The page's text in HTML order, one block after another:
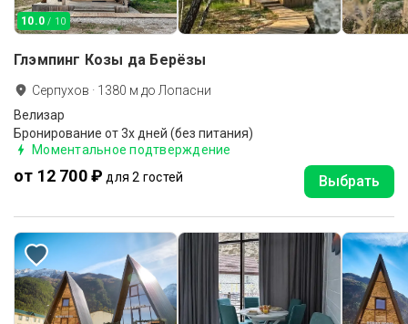
10.0 / 10
Глэмпинг Козы да Берёзы
Серпухов · 1380 м до Лопасни
Велизар
Бронирование от 3х дней (без питания)
Моментальное подтверждение
от 12 700 ₽ для 2 гостей Выбрать